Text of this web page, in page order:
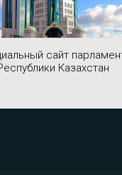
сайт
Казахстан